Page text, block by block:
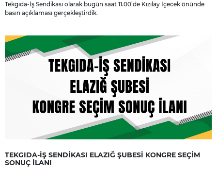
Tekgıda-İş Sendikası olarak bugün saat 11.00’de Kızılay İçecek önünde
basın açıklaması gerçekleştirdik.
TEKGIDA-İŞ SENDİKASI ELAZIĞ ŞUBESİ KONGRE SEÇİM
SONUÇ İLANI